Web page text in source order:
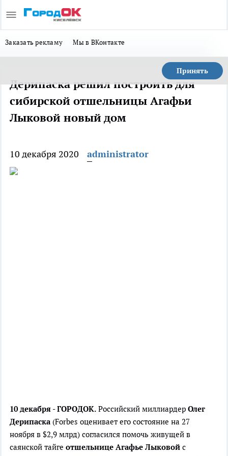
Заказать рекламу Мы в ВКонтакте
Принять
Дерипаска решил построить для
сибирской отшельницы Агафьи
Лыковой новый дом
10 декабря 2020 administrator
10 декабря - ГОРОДОК. Российский миллиардер Олег
Дерипаска (Forbes оценивает его состояние на 27
ноября в $2,9 млрд) согласился помочь живущей в
саянской тайге отшельнице Агафье Лыковой с